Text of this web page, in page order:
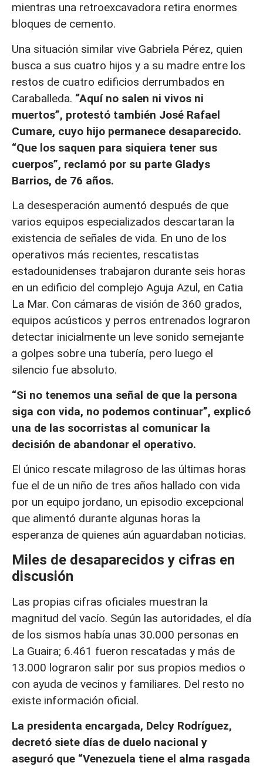
mientras una retroexcavadora retira enormes
bloques de cemento.
Una situación similar vive Gabriela Pérez, quien
busca a sus cuatro hijos y a su madre entre los
restos de cuatro edificios derrumbados en
Caraballeda. “Aquí no salen ni vivos ni
muertos”, protestó también José Rafael
Cumare, cuyo hijo permanece desaparecido.
“Que los saquen para siquiera tener sus
cuerpos”, reclamó por su parte Gladys
Barrios, de 76 años.
La desesperación aumentó después de que
varios equipos especializados descartaran la
existencia de señales de vida. En uno de los
operativos más recientes, rescatistas
estadounidenses trabajaron durante seis horas
en un edificio del complejo Aguja Azul, en Catia
La Mar. Con cámaras de visión de 360 grados,
equipos acústicos y perros entrenados lograron
detectar inicialmente un leve sonido semejante
a golpes sobre una tubería, pero luego el
silencio fue absoluto.
“Si no tenemos una señal de que la persona
siga con vida, no podemos continuar”, explicó
una de las socorristas al comunicar la
decisión de abandonar el operativo.
El único rescate milagroso de las últimas horas
fue el de un niño de tres años hallado con vida
por un equipo jordano, un episodio excepcional
que alimentó durante algunas horas la
esperanza de quienes aún aguardaban noticias.
Miles de desaparecidos y cifras en
discusión
Las propias cifras oficiales muestran la
magnitud del vacío. Según las autoridades, el día
de los sismos había unas 30.000 personas en
La Guaira; 6.461 fueron rescatadas y más de
13.000 lograron salir por sus propios medios o
con ayuda de vecinos y familiares. Del resto no
existe información oficial.
La presidenta encargada, Delcy Rodríguez,
decretó siete días de duelo nacional y
aseguró que “Venezuela tiene el alma rasgada